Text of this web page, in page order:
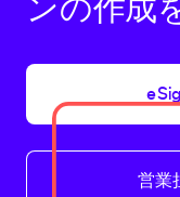
ンの作成
営業